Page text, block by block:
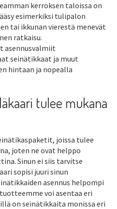
kerroksen taloissa on
esimerkiksi tulipalon
tai ikkunan vierestä menevät
ratkaisu.
asennusvalmiit
seinätikkaat ja muut
hintaan ja nopealla
tulee mukana
joissa tulee
joten ne ovat helppo
Sinun ei siis tarvitse
sopisi juuri sinun
asennus helpompi
voi asentaa eri
on seinätikkaita monissa eri